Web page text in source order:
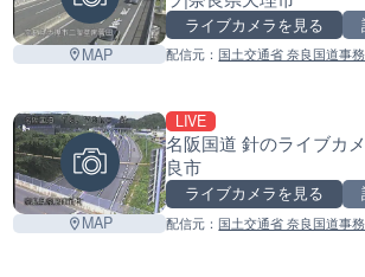
MAP
ライブカメラを見る
配信元： 国土交通省 奈良国道事
MAP
LIVE
名阪国道 針のライブカ
良市
ライブカメラを見る
配信元： 国土交通省 奈良国道事